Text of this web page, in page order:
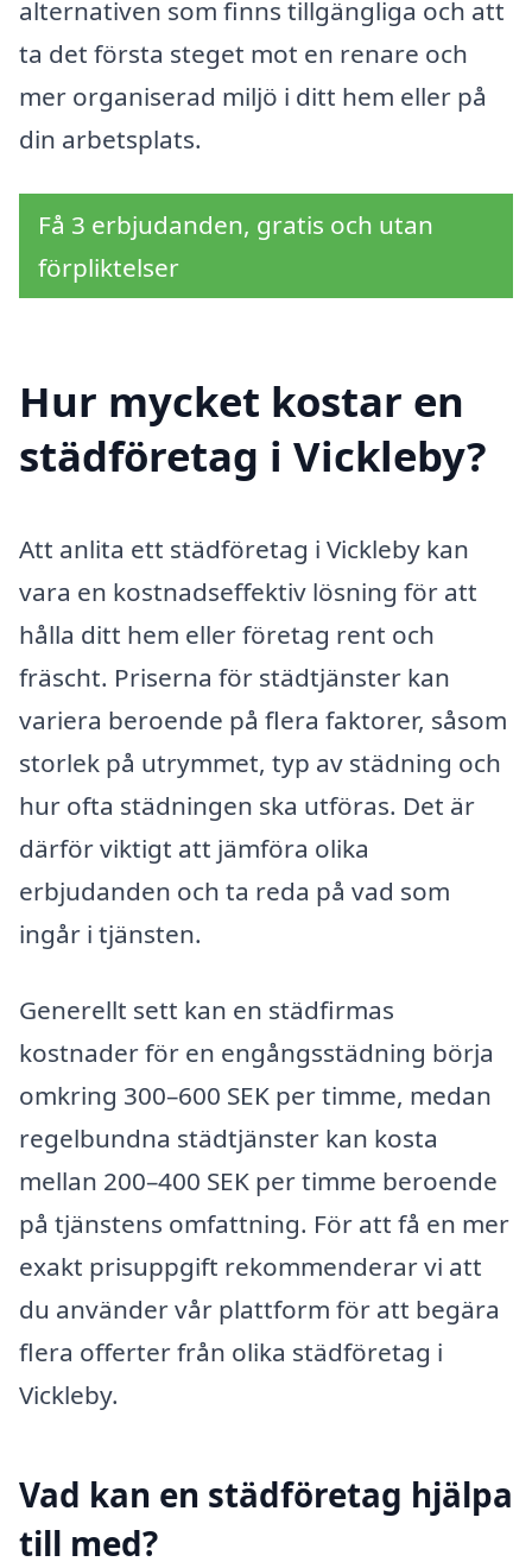
alternativen som finns tillgängliga och att
ta det första steget mot en renare och
mer organiserad miljö i ditt hem eller på
din arbetsplats.
Få 3 erbjudanden, gratis och utan
förpliktelser
Hur mycket kostar en
städföretag i Vickleby?
Att anlita ett städföretag i Vickleby kan
vara en kostnadseffektiv lösning för att
hålla ditt hem eller företag rent och
fräscht. Priserna för städtjänster kan
variera beroende på flera faktorer, såsom
storlek på utrymmet, typ av städning och
hur ofta städningen ska utföras. Det är
därför viktigt att jämföra olika
erbjudanden och ta reda på vad som
ingår i tjänsten.
Generellt sett kan en städfirmas
kostnader för en engångsstädning börja
omkring 300–600 SEK per timme, medan
regelbundna städtjänster kan kosta
mellan 200–400 SEK per timme beroende
på tjänstens omfattning. För att få en mer
exakt prisuppgift rekommenderar vi att
du använder vår plattform för att begära
flera offerter från olika städföretag i
Vickleby.
Vad kan en städföretag hjälpa
till med?